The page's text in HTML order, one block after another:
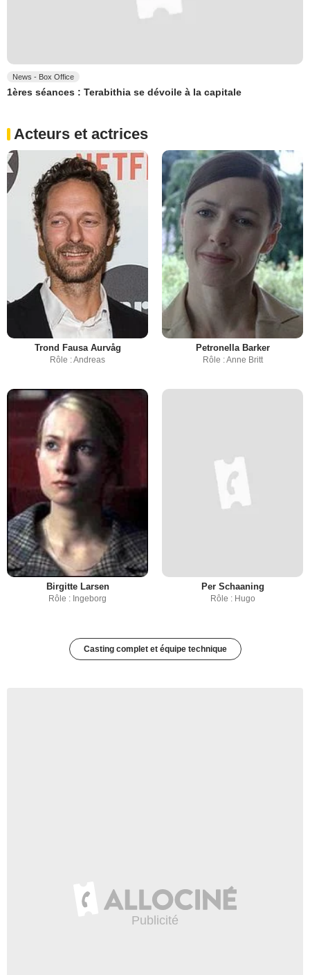
News - Box Office
1ères séances : Terabithia se dévoile à la capitale
Acteurs et actrices
Trond Fausa Aurvåg
Rôle : Andreas
Petronella Barker
Rôle : Anne Britt
Birgitte Larsen
Rôle : Ingeborg
Per Schaaning
Rôle : Hugo
Casting complet et équipe technique